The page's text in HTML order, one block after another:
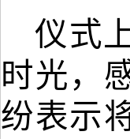
仪式
时光，
纷表示